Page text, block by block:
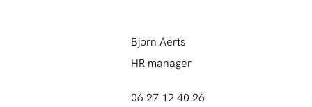
Bjorn Aerts
HR manager
06 27 12 40 26